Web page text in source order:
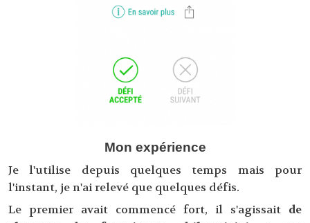
Mon expérience
Je l'utilise depuis quelques temps mais pour
l'instant, je n'ai relevé que quelques défis.
Le premier avait commencé fort, il s'agissait de